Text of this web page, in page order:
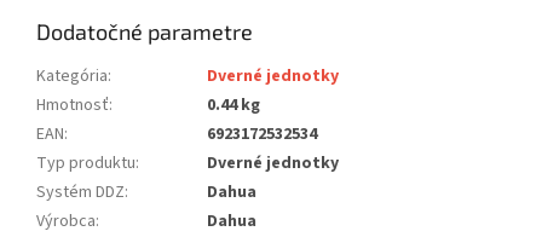
Dodatočné parametre
Kategória:
Dverné jednotky
Hmotnosť:
0.44 kg
EAN:
6923172532534
Typ produktu:
Dverné jednotky
Systém DDZ:
Dahua
Výrobca:
Dahua